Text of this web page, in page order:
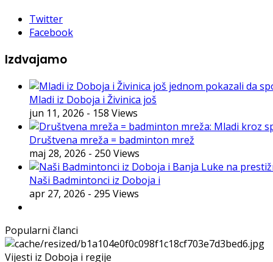
Twitter
Facebook
Izdvajamo
Mladi iz Doboja i Živinica još
jun 11, 2026 - 158 Views
Društvena mreža = badminton mrež
maj 28, 2026 - 250 Views
Naši Badmintonci iz Doboja i
apr 27, 2026 - 295 Views
Popularni članci
Vijesti iz Doboja i regije